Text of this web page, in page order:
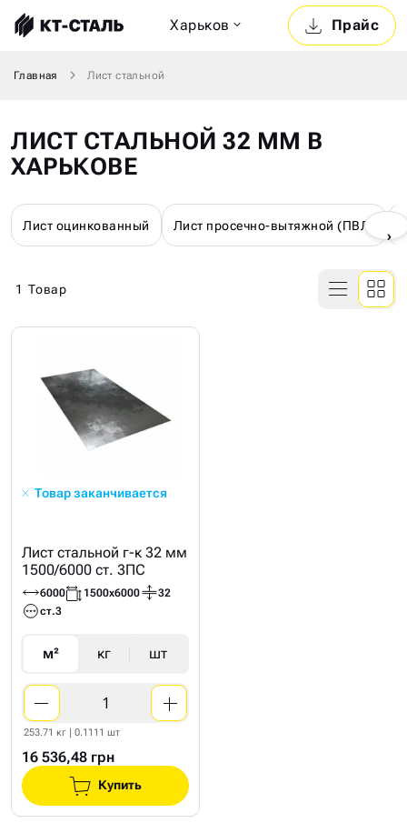
Прайс
Харьков
Главная Лист стальной
ЛИСТ СТАЛЬНОЙ 32 ММ В
ХАРЬКОВЕ
Лист оцинкованный Лист просечно-вытяжной (ПВЛ)
›
1 Товар
Товар заканчивается
Лист стальной г-к 32 мм
1500/6000 ст. 3ПС
6000 1500х6000
32
ст.3
м² кг шт
253.71 кг | 0.1111 шт
16 536,48 грн
Купить